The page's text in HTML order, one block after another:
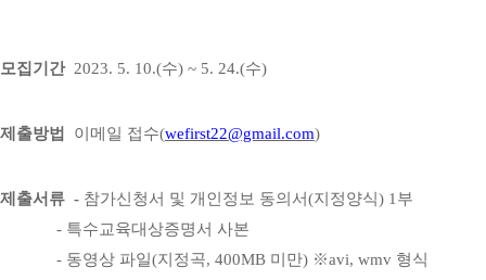
모집기간 2023. 5. 10.(수) ~ 5. 24.(수)
제출방법 이메일 접수(wefirst22@gmail.com)
제출서류 - 참가신청서 및 개인정보 동의서(지정양식) 1 부
- 특수교육대상증명서 사본
- 동영상 파일(지정곡, 400MB 미만) ※avi, wmv 형식